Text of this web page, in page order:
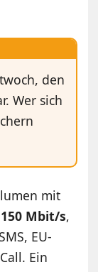
den
Wer sich
mit
Mbit/s,
EU-
Ein